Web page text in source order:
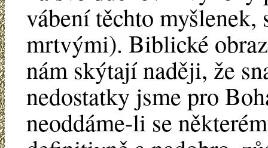
vábení těchto myšlenek,
mrtvými). Biblické
nám skýtají naději, že
nedostatky jsme pro
neoddáme-li se